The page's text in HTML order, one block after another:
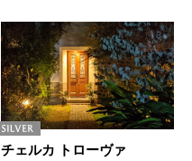
チェルカ トローヴァ